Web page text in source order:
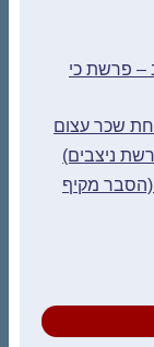
– פרשת כי
ניצבים)
(הסבר מקיף